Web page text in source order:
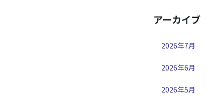
アーカイブ
2026年7月
2026年6月
2026年5月